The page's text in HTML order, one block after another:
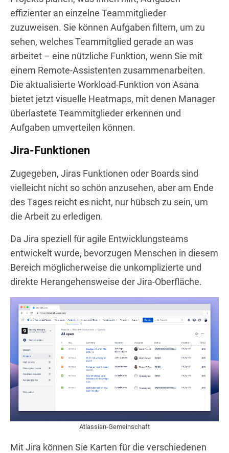
effizienter an einzelne Teammitglieder
zuzuweisen. Sie können Aufgaben filtern, um zu
sehen, welches Teammitglied gerade an was
arbeitet – eine nützliche Funktion, wenn Sie mit
einem Remote-Assistenten zusammenarbeiten.
Die aktualisierte Workload-Funktion von Asana
bietet jetzt visuelle Heatmaps, mit denen Manager
überlastete Teammitglieder erkennen und
Aufgaben umverteilen können.
Jira-Funktionen
Zugegeben, Jiras Funktionen oder Boards sind
vielleicht nicht so schön anzusehen, aber am Ende
des Tages reicht es nicht, nur hübsch zu sein, um
die Arbeit zu erledigen.
Da Jira speziell für agile Entwicklungsteams
entwickelt wurde, bevorzugen Menschen in diesem
Bereich möglicherweise die unkomplizierte und
direkte Herangehensweise der Jira-Oberfläche.
Atlassian-Gemeinschaft
Mit Jira können Sie Karten für die verschiedenen